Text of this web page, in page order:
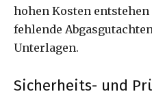
hohen Kosten
fehlende
Unterlagen.
Sicherheits- und